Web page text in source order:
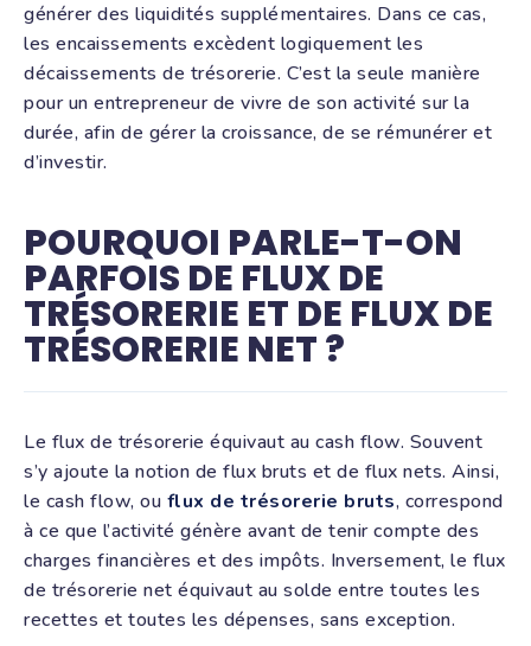
générer des liquidités supplémentaires. Dans ce cas,
les encaissements excèdent logiquement les
décaissements de trésorerie. C’est la seule manière
pour un entrepreneur de vivre de son activité sur la
durée, afin de gérer la croissance, de se rémunérer et
d’investir.
POURQUOI PARLE-T-ON
PARFOIS DE FLUX DE
TRÉSORERIE ET DE FLUX DE
TRÉSORERIE NET ?
Le flux de trésorerie équivaut au cash flow. Souvent
s’y ajoute la notion de flux bruts et de flux nets. Ainsi,
le cash flow, ou flux de trésorerie bruts, correspond
à ce que l’activité génère avant de tenir compte des
charges financières et des impôts. Inversement, le flux
de trésorerie net équivaut au solde entre toutes les
recettes et toutes les dépenses, sans exception.